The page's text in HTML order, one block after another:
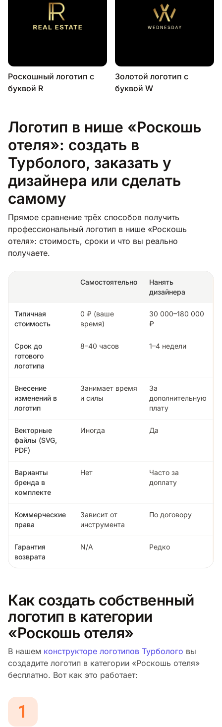
Роскошный логотип с
буквой R
Золотой логотип с
буквой W
Логотип в нише «Роскошь
отеля»: создать в
Турболого, заказать у
дизайнера или сделать
самому
Прямое сравнение трёх способов получить
профессиональный логотип в нише «Роскошь
отеля»: стоимость, сроки и что вы реально
получаете.
Самостоятельно
Нанять
дизайнера
Типичная
стоимость
0 ₽ (ваше
время)
30 000–180 000
₽
Срок до
готового
логотипа
8–40 часов 1–4 недели
Внесение
изменений в
логотип
Занимает время
и силы
За
дополнительную
плату
Векторные
файлы (SVG,
PDF)
Иногда Да
Варианты
бренда в
комплекте
Нет
Часто за
доплату
Коммерческие
права
Зависит от
инструмента
По договору
Гарантия
возврата
N/A Редко
Как создать собственный
логотип в категории
«Роскошь отеля»
В нашем конструкторе логотипов Турболого вы
создадите логотип в категории «Роскошь отеля»
бесплатно. Вот как это работает: